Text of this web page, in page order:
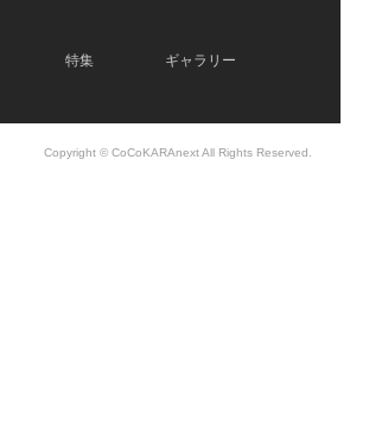
特集 ギャラリー
Copyright © CoCoKARAnext All Rights Reserved.